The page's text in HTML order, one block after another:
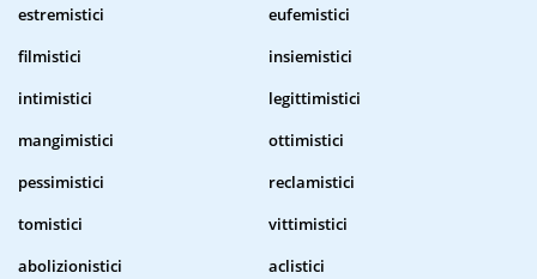
estremistici
eufemistici
filmistici
insiemistici
intimistici
legittimistici
mangimistici
ottimistici
pessimistici
reclamistici
tomistici
vittimistici
abolizionistici
aclistici